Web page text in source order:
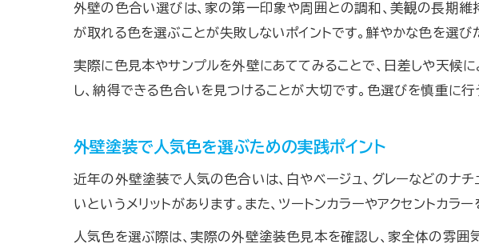
塗装の色
外壁塗装
色合いシミュ
塗装色合
失敗しな
外壁塗装
人気の外壁塗
外壁の色合い選びは、家の第一印象や周囲との調和、美観の長期維
が取れる色を選ぶことが失敗しないポイントです。鮮やかな色を選び
実際に色見本やサンプルを外壁にあててみることで、日差しや天候
し、納得できる色合いを見つけることが大切です。色選びを慎重に行
外壁塗装で人気色を選ぶための実践ポイント
近年の外壁塗装で人気の色合いは、白やベージュ、グレーなどのナ
いというメリットがあります。また、ツートンカラーやアクセントカ
人気色を選ぶ際は、実際の外壁塗装色見本を確認し、家全体の雰囲